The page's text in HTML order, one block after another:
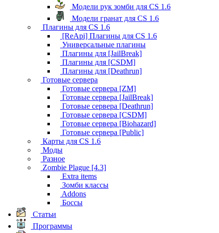
Модели рук зомби для CS 1.6
Модели гранат для CS 1.6
Плагины для CS 1.6
[ReApi] Плагины для CS 1.6
Универсальные плагины
Плагины для [JailBreak]
Плагины для [CSDM]
Плагины для [Deathrun]
Готовые сервера
Готовые сервера [ZM]
Готовые сервера [JailBreak]
Готовые сервера [Deathrun]
Готовые сервера [CSDM]
Готовые сервера [Biohazard]
Готовые сервера [Public]
Карты для CS 1.6
Моды
Разное
Zombie Plague [4.3]
Extra items
Зомби классы
Addons
Боссы
Статьи
Программы